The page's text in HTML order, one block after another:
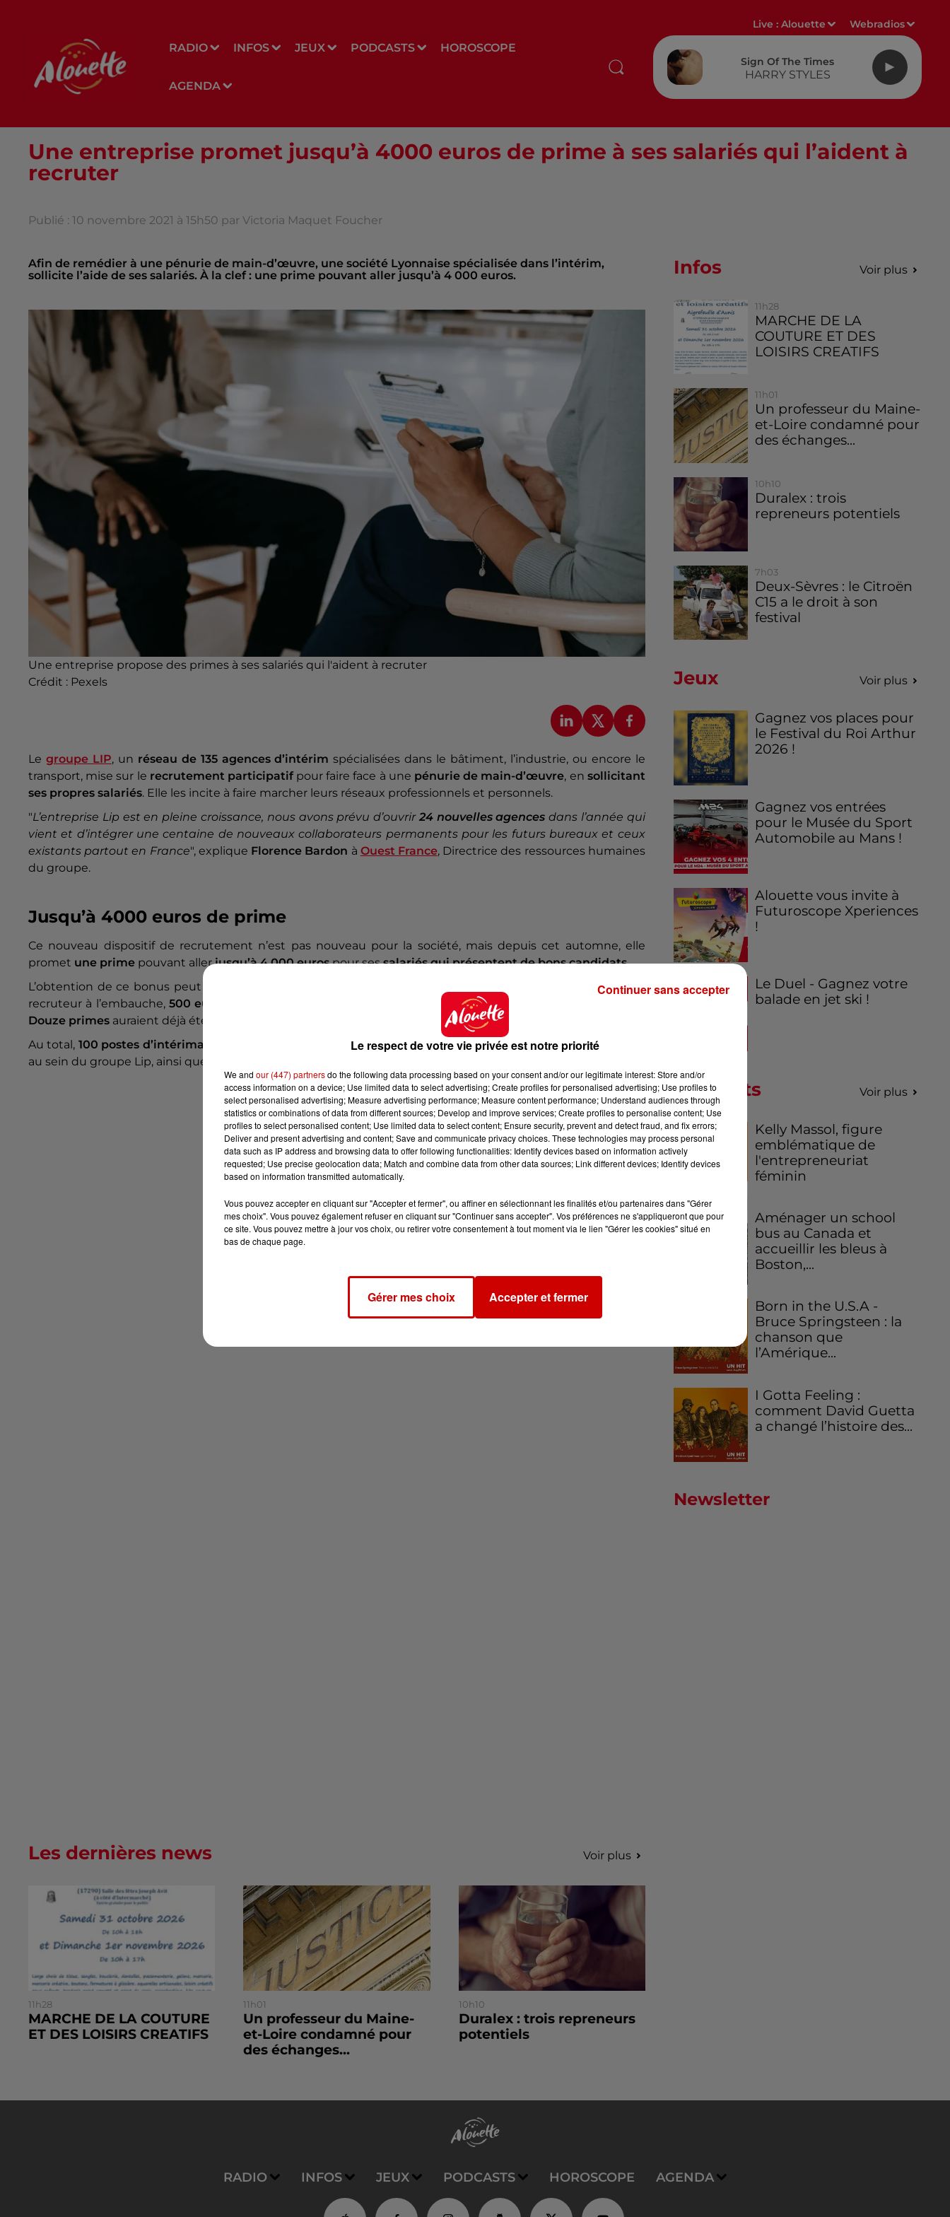
RADIO INFOS JEUX PODCASTS HOROSCOPE
AGENDA
Live :Alouette Webradios
Sign Of The Times
HARRY STYLES
Une entreprise promet jusqu’à 4000 euros de prime à ses salariés qui l’aident à
recruter
Publié : 10 novembre 2021 à 15h50 par Victoria Maquet Foucher
Afin de remédier à une pénurie de main-d’œuvre, une société Lyonnaise spécialisée dans l’intérim,
sollicite l’aide de ses salariés. À la clef : une prime pouvant aller jusqu’à 4 000 euros.
Une entreprise propose des primes à ses salariés qui l'aident à recruter
Crédit : Pexels
Le groupe LIP, un réseau de 135 agences d’intérim spécialisées dans le bâtiment, l’industrie, ou encore le
transport, mise sur le recrutement participatifpour faire face à une pénurie de main-d’œuvre, en sollicitant
ses propres salariés. Elle les incite à faire marcher leurs réseaux professionnels et personnels.
"L’entreprise Lip est en pleine croissance, nous avons prévu d’ouvrir 24 nouvelles agences dans l’année qui
vient et d’intégrer une centaine de nouveaux collaborateurs permanents pour les futurs bureaux et ceux
existants partout en France", explique Florence Bardon à Ouest France, Directrice des ressources humaines
du groupe.
Jusqu’à 4000 euros de prime
Ce nouveau dispositif de recrutement n’est pas nouveau pour la société, mais depuis cet automne, elle
promet une prime pouvant allerjusqu’à 4 000 eurospour sessalariés qui présentent de bons candidats.
L’obtention de ce bonus peut se faire si le postulant intègre l’entreprise :
sont versés au salarié-
recruteur à l’embauche, 500 euros 3 000 eurosaprès un an d’ancienneté.
Douze primes auraient déjà été versées depuis septembre.
Au total, 100 postes d’intérimaires industrie, du bâtiment, dutransport , sont à pouvoir
au sein du groupe Lip, ainsi que des
Infos Voir plus
11h28
MARCHE DE LA
COUTURE ET DES
LOISIRS CREATIFS
11h01
Un professeur du Maine-
et-Loire condamné pour
des échanges...
10h10
Duralex : trois
repreneurs potentiels
7h03
Deux-Sèvres : le Citroën
C15 a le droit à son
festival
Jeux Voir plus
Gagnez vos places pour
le Festival du Roi Arthur
2026 !
Gagnez vos entrées
pour le Musée du Sport
Automobile au Mans !
Alouette vous invite à
Futuroscope Xperiences
!
Le Duel - Gagnez votre
balade en jet ski !
Podcasts Voir plus
Kelly Massol, figure
emblématique de
l'entrepreneuriat
féminin
Aménager un school
bus au Canada et
accueillir les bleus à
Boston,...
Born in the U.S.A -
Bruce Springsteen : la
chanson que
l’Amérique...
I Gotta Feeling :
comment David Guetta
a changé l’histoire des...
Newsletter
Les dernières news Voir plus
11h28
MARCHE DE LA COUTURE
ET DES LOISIRS CREATIFS
11h01
Un professeur du Maine-
et-Loire condamné pour
des échanges...
10h10
Duralex : trois repreneurs
potentiels
RADIO INFOS JEUX PODCASTS HOROSCOPE AGENDA
Le respect de votre vie privée est notre priorité
We and our (447) partnersdo the following data processing based on your consent and/or our legitimate interest: Store and/or
access information on a device; Use limited data to select advertising; Create profiles for personalised advertising; Use profiles to
select personalised advertising; Measure advertising performance; Measure content performance; Understand audiences through
statistics or combinations of data from different sources; Develop and improve services; Create profiles to personalise content; Use
profiles to select personalised content; Use limited data to select content; Ensure security, prevent and detect fraud, and fix errors;
Deliver and present advertising and content; Save and communicate privacy choices. These technologies may process personal
data such as IP address and browsing data to offer following functionalities: Identify devices based on information actively
requested; Use precise geolocation data; Match and combine data from other data sources; Link different devices; Identify devices
based on information transmitted automatically.
Vous pouvez accepter en cliquant sur "Accepter et fermer", ou affiner en sélectionnant les finalités et/ou partenaires dans "Gérer
mes choix". Vous pouvez également refuser en cliquant sur "Continuer sans accepter". Vos préférences ne s'appliqueront que pour
ce site. Vous pouvez mettre à jour vos choix, ou retirer votre consentement à tout moment via le lien "Gérer les cookies" situé en
bas de chaque page.
Gérer mes choix Accepter et fermer
Continuer sans accepter